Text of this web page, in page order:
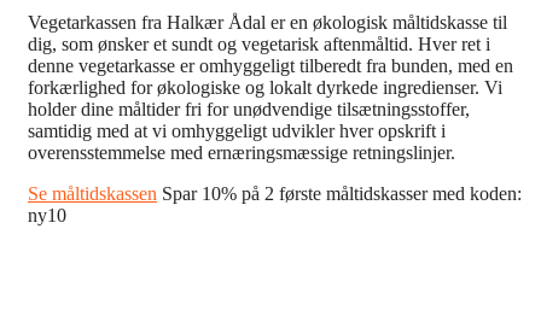
Vegetarkassen fra Halkær Ådal er en økologisk måltidskasse til
dig, som ønsker et sundt og vegetarisk aftenmåltid. Hver ret i
denne vegetarkasse er omhyggeligt tilberedt fra bunden, med en
forkærlighed for økologiske og lokalt dyrkede ingredienser. Vi
holder dine måltider fri for unødvendige tilsætningsstoffer,
samtidig med at vi omhyggeligt udvikler hver opskrift i
overensstemmelse med ernæringsmæssige retningslinjer.
Se måltidskassen Spar 10% på 2 første måltidskasser med koden:
ny10